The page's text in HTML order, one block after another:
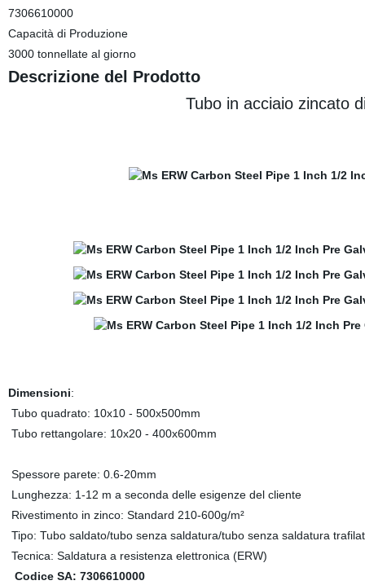
7306610000
Capacità di Produzione
3000 tonnellate al giorno
Descrizione del Prodotto
Tubo in acciaio zincato
Dimensioni:
Tubo quadrato: 10x10 - 500x500mm
Tubo rettangolare: 10x20 - 400x600mm
Spessore parete: 0.6-20mm
Lunghezza: 1-12 m a seconda delle esigenze del cliente
Rivestimento in zinco: Standard 210-600g/m²
Tipo: Tubo saldato/tubo senza saldatura/tubo senza saldatura
Tecnica: Saldatura a resistenza elettronica (ERW)
Codice SA: 7306610000